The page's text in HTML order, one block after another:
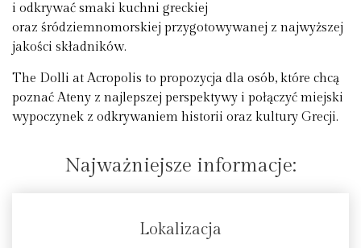
i odkrywać smaki kuchni greckiej
oraz śródziemnomorskiej przygotowywanej z najwyższej
jakości składników.
The Dolli at Acropolis to propozycja dla osób, które chcą
poznać Ateny z najlepszej perspektywy i połączyć miejski
wypoczynek z odkrywaniem historii oraz kultury Grecji.
Najważniejsze informacje:
Lokalizacja